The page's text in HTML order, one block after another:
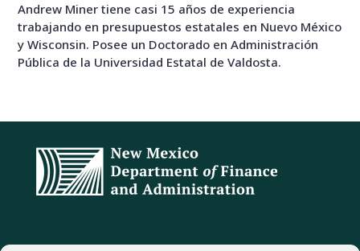
Andrew Miner tiene casi 15 años de experiencia
trabajando en presupuestos estatales en Nuevo México
y Wisconsin. Posee un Doctorado en Administración
Pública de la Universidad Estatal de Valdosta.